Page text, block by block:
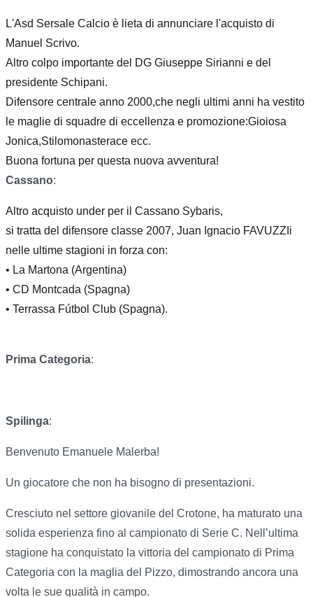
L'Asd Sersale Calcio è lieta di annunciare l'acquisto di
Manuel Scrivo.
Altro colpo importante del DG Giuseppe Sirianni e del
presidente Schipani.
Difensore centrale anno 2000,che negli ultimi anni ha vestito
le maglie di squadre di eccellenza e promozione:Gioiosa
Jonica,Stilomonasterace ecc.
Buona fortuna per questa nuova avventura!
Cassano:
Altro acquisto under per il Cassano Sybaris,
si tratta del difensore classe 2007, Juan Ignacio FAVUZZIi
nelle ultime stagioni in forza con:
• La Martona (Argentina)
• CD Montcada (Spagna)
• Terrassa Fútbol Club (Spagna).
Prima Categoria:
Spilinga:
Benvenuto Emanuele Malerba!
Un giocatore che non ha bisogno di presentazioni.
Cresciuto nel settore giovanile del Crotone, ha maturato una
solida esperienza fino al campionato di Serie C. Nell’ultima
stagione ha conquistato la vittoria del campionato di Prima
Categoria con la maglia del Pizzo, dimostrando ancora una
volta le sue qualità in campo.